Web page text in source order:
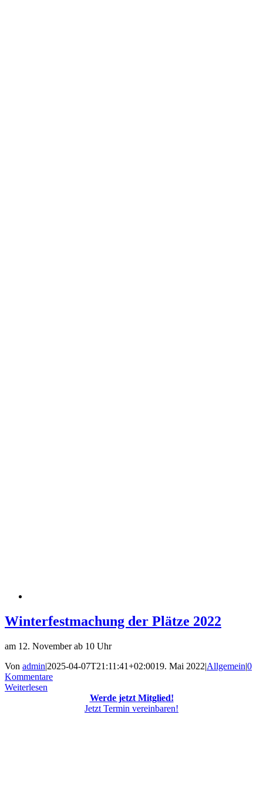
Winterfestmachung der Plätze 2022
am 12. November ab 10 Uhr
Von admin|2025-04-07T21:11:41+02:0019. Mai 2022|Allgemein|0
Kommentare
Weiterlesen
Werde jetzt Mitglied!
Jetzt Termin vereinbaren!